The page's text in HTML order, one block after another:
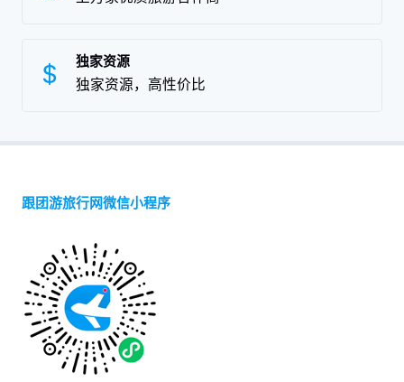
独家资源
独家资源，高性价比
跟团游旅行网微信小程序